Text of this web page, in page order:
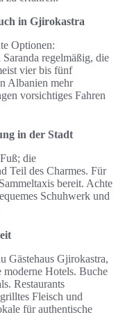
in Gjirokastra
Optionen:
regelmäßig, die
vier bis fünf
Albanien mehr
vorsichtiges Fahren
in der Stadt
die
Teil des Charmes. Für
bereit. Achte
Schuhwerk und
Gästehaus Gjirokastra,
Hotels. Buche
Restaurants
Fleisch und
für authentische